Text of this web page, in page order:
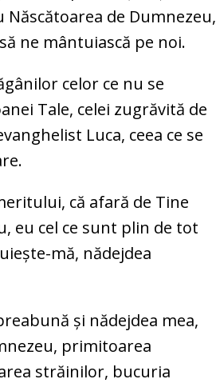
de Dumnezeu,
ne mântuiască pe noi.
celor ce nu se
Tale, celei zugrăvită de
Luca, ceea ce se
că afară de Tine
eu cel ce sunt plin de tot
mă, nădejdea
şi nădejdea mea,
primitoarea
străinilor, bucuria